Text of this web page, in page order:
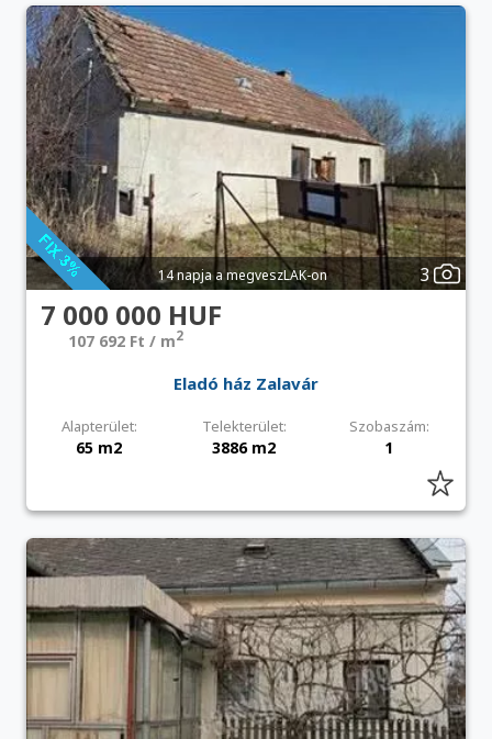
14 napja a megveszLAK-on 3
7 000 000 HUF
107 692 Ft / m2
Eladó ház Zalavár
Alapterület: Telekterület: Szobaszám:
65 m2 3886 m2 1